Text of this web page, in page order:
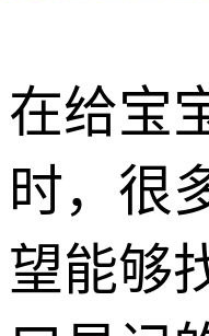
在给宝
时，很
望能够